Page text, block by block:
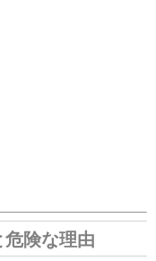
危険な理由